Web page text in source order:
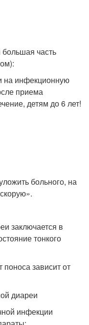
часть
на инфекционную
приема
детям до 6 лет!
больного, на
заключается в
тонкого
зависит от
диареи
инфекции